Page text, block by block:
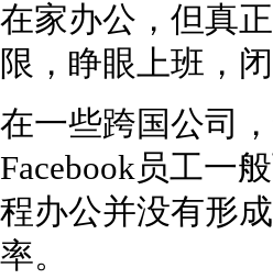
在家办公，但真
限，睁眼上班，
在一些跨国公司
Facebook员工一
程办公并没有形
率。